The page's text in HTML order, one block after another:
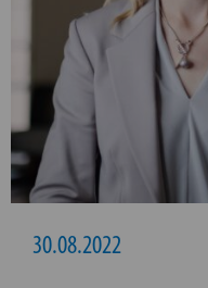
30.08.2022